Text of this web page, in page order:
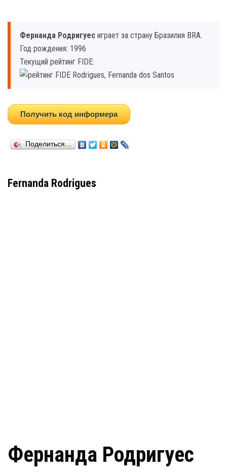
Фернанда Родригуес играет за страну Бразилия BRA.
Год рождения: 1996
Текущий рейтинг FIDE:
Получить код информера
Поделиться…
Fernanda Rodrigues
Фернанда Родригуес